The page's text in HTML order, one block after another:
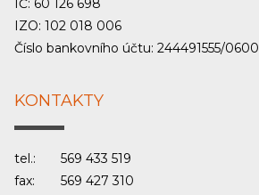
IČ: 60 126 698
IZO: 102 018 006
Číslo bankovního účtu: 244491555/0600
KONTAKTY
tel.:
569 433 519
fax:
569 427 310